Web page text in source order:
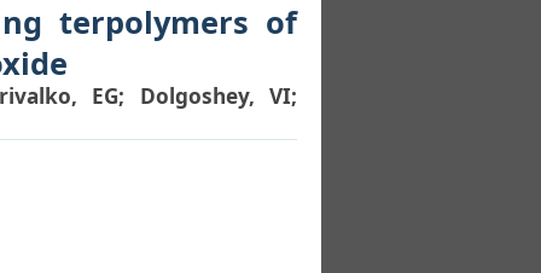
terpolymers of
EG; Dolgoshey, VI;